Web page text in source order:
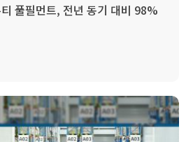
풀필먼트, 전년 동기 대비 98%